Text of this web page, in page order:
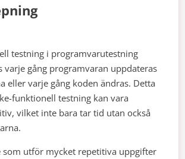
testning i programvarutestning
varje gång programvaran uppdateras
eller varje gång koden ändras. Detta
funktionell testning kan vara
vilket inte bara tar tid utan också
som utför mycket repetitiva uppgifter